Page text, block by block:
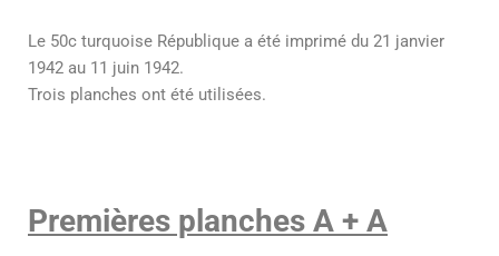
Le 50c turquoise République a été imprimé du 21 janvier
1942 au 11 juin 1942.
Trois planches ont été utilisées.
Premières planches A + A